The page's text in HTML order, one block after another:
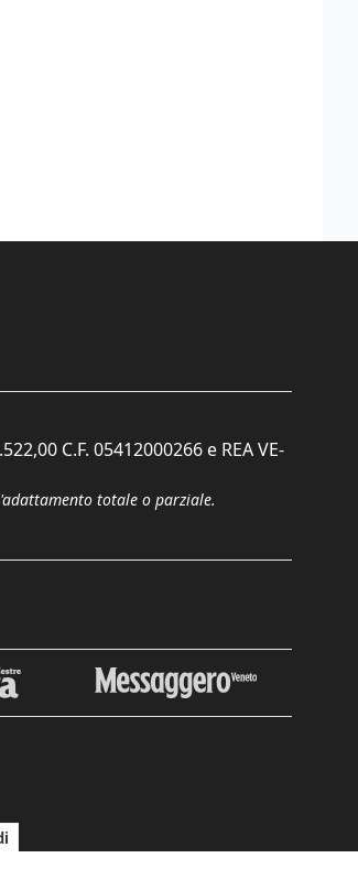
C.F. 05412000266 e REA VE-
totale o parziale.